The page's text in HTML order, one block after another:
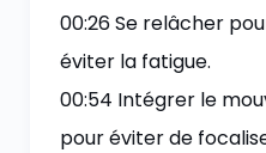
00:26 Se relâcher
éviter la fatigue.
00:54 Intégrer le
pour éviter de